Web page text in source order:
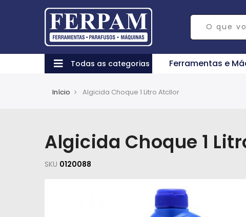
Todas as categorias Ferramentas e
Início Algicida Choque 1 Litro Atcllor
Algicida Choque 1
SKU 0120088